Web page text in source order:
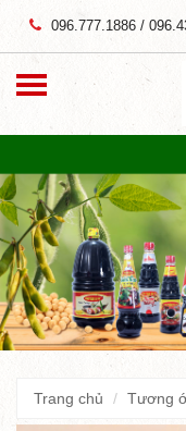
096.777.1886 /
Trang chủ Tương